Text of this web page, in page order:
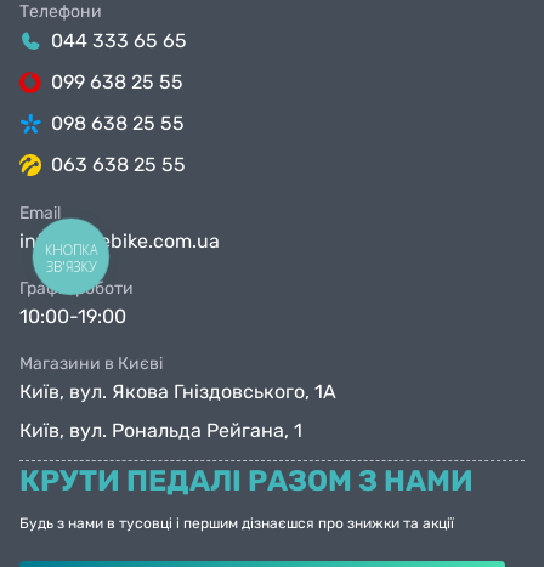
Телефони
044 333 65 65
099 638 25 55
098 638 25 55
063 638 25 55
Email
info@facebike.com.ua
Графік роботи
10:00-19:00
Магазини в Києві
Київ, вул. Якова Гніздовського, 1А
Київ, вул. Рональда Рейгана, 1
КРУТИ ПЕДАЛІ РАЗОМ З НАМИ
Будь з нами в тусовці і першим дізнаєшся про знижки та акції
КНОПКА
ЗВ'ЯЗКУ